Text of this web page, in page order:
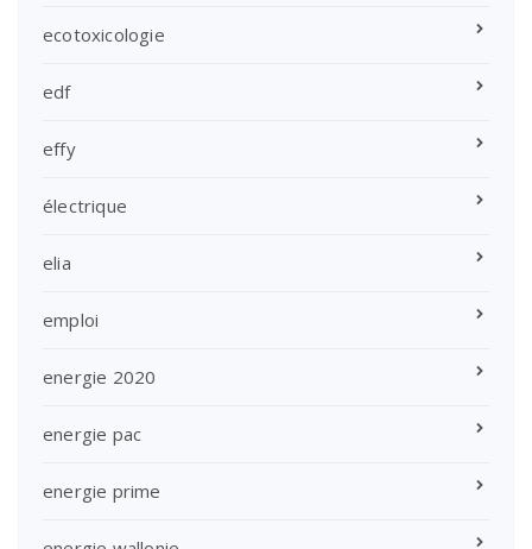
ecotoxicologie
edf
effy
électrique
elia
emploi
energie 2020
energie pac
energie prime